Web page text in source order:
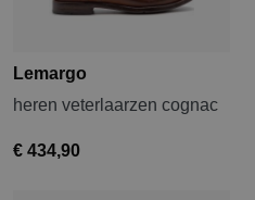
Lemargo
heren veterlaarzen cognac
€ 434,90